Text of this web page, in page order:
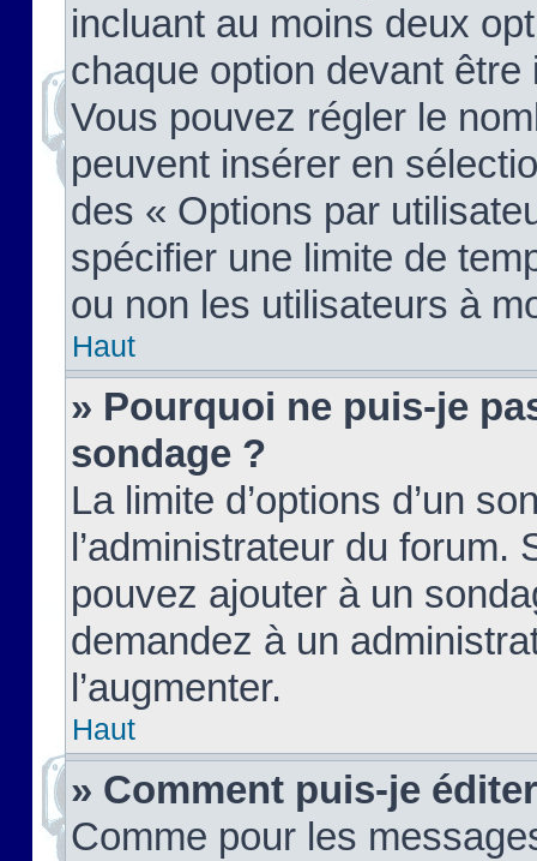
incluant au moins deux
chaque option devant
Vous pouvez régler le
peuvent insérer en
des « Options par
spécifier une limite de
ou non les utilisateurs à
Haut
» Pourquoi ne puis-je
sondage ?
La limite d’options d’un
l’administrateur du forum.
pouvez ajouter à un
demandez à un
l’augmenter.
Haut
» Comment puis-je
Comme pour les